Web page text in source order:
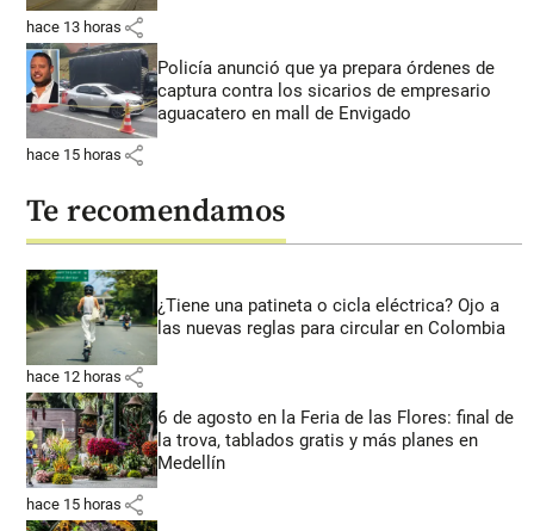
hace 13 horas share
Policía anunció que ya prepara órdenes de
captura contra los sicarios de empresario
aguacatero en mall de Envigado
hace 15 horas share
Te recomendamos
¿Tiene una patineta o cicla eléctrica? Ojo a
las nuevas reglas para circular en Colombia
hace 12 horas share
6 de agosto en la Feria de las Flores: final de
la trova, tablados gratis y más planes en
Medellín
hace 15 horas share